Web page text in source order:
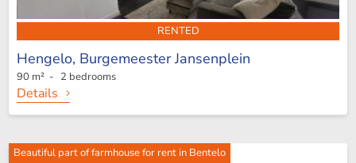
RENTED
Hengelo, Burgemeester Jansenplein
90 m² - 2 bedrooms
Details
Beautiful part of farmhouse for rent in Bentelo